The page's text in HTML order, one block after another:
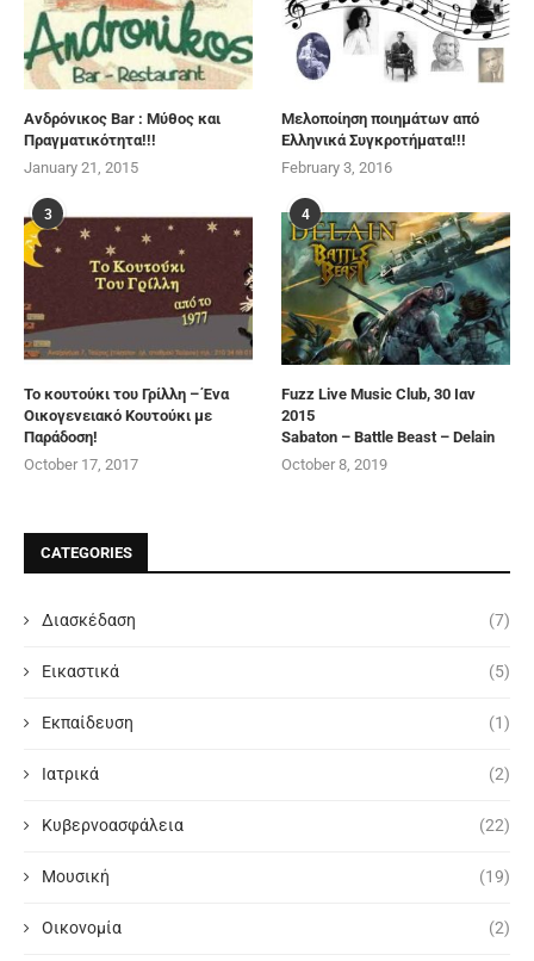
Ανδρόνικος Bar : Μύθος και
Πραγματικότητα!!!
January 21, 2015
Μελοποίηση ποιημάτων από
Ελληνικά Συγκροτήματα!!!
February 3, 2016
3
Το κουτούκι του Γρίλλη – Ένα
Οικογενειακό Κουτούκι με
Παράδοση!
October 17, 2017
4
Fuzz Live Music Club, 30 Ιαν
2015
Sabaton – Battle Beast – Delain
October 8, 2019
CATEGORIES
Διασκέδαση (7)
Εικαστικά (5)
Εκπαίδευση (1)
Ιατρικά (2)
Κυβερνοασφάλεια (22)
Μουσική (19)
Οικονομία (2)